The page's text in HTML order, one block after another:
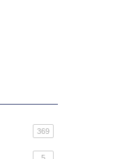
369
5